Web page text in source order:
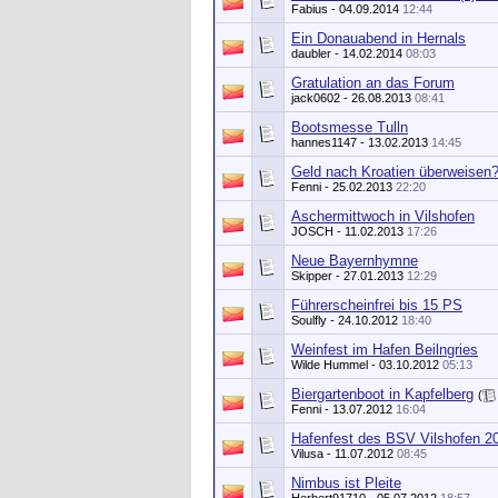
Fabius - 04.09.2014 12:44
Ein Donauabend in Hernals
daubler - 14.02.2014 08:03
Gratulation an das Forum
jack0602 - 26.08.2013 08:41
Bootsmesse Tulln
hannes1147 - 13.02.2013 14:45
Geld nach Kroatien überweisen?
Fenni - 25.02.2013 22:20
Aschermittwoch in Vilshofen
JOSCH - 11.02.2013 17:26
Neue Bayernhymne
Skipper - 27.01.2013 12:29
Führerscheinfrei bis 15 PS
Soulfly - 24.10.2012 18:40
Weinfest im Hafen Beilngries
Wilde Hummel - 03.10.2012 05:13
Biergartenboot in Kapfelberg (
Fenni - 13.07.2012 16:04
Hafenfest des BSV Vilshofen
Vilusa - 11.07.2012 08:45
Nimbus ist Pleite